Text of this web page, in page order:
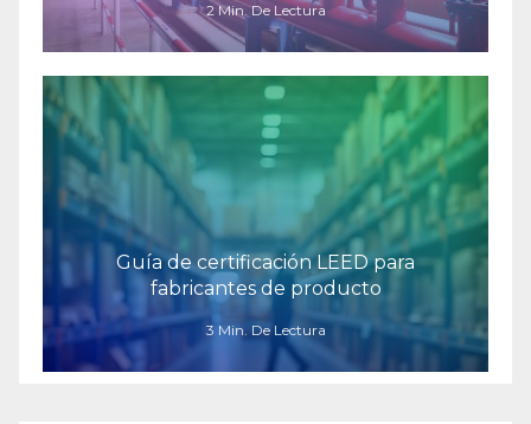
2 Min. De Lectura
Guía de certificación LEED para
fabricantes de producto
3 Min. De Lectura